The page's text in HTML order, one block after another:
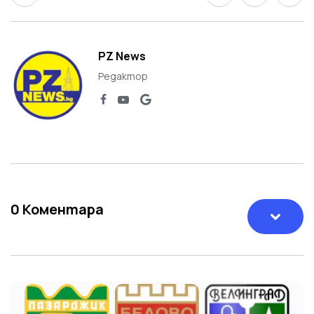
PZ News
Редактор
0 Коментара